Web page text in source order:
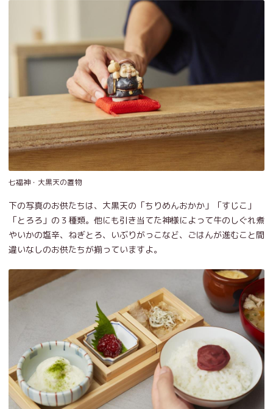
七福神・大黒天の置物
下の写真のお供たちは、大黒天の「ちりめんおかか」「すじこ」
「とろろ」の３種類。他にも引き当てた神様によって牛のしぐれ煮
やいかの塩辛、ねぎとろ、いぶりがっこなど、ごはんが進むこと間
違いなしのお供たちが揃っていますよ。